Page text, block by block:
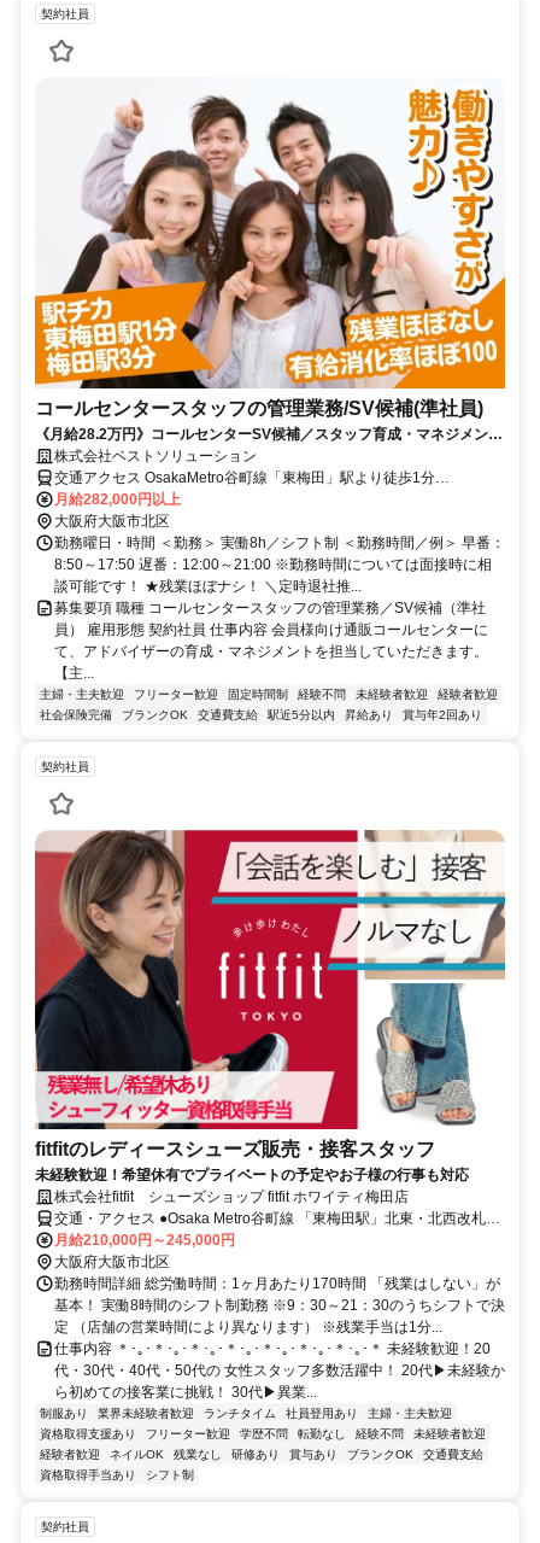
契約社員
コールセンタースタッフの管理業務/SV候補(準社員)
《月給28.2万円》コールセンターSV候補／スタッフ育成・マネジメント
業務／残業ほぼなし
株式会社ベストソリューション
交通アクセス OsakaMetro谷町線「東梅田」駅より徒歩1分
OsakaMetro御堂筋線「梅田」駅より徒歩3分 その他路線も徒歩10分
圏内 ★駅チカです！
月給282,000円以上
大阪府大阪市北区
勤務曜日・時間 ＜勤務＞ 実働8h／シフト制 ＜勤務時間／例＞ 早番：
8:50～17:50 遅番：12:00～21:00 ※勤務時間については面接時に相
談可能です！ ★残業ほぼナシ！ ＼定時退社推...
募集要項 職種 コールセンタースタッフの管理業務／SV候補（準社
員） 雇用形態 契約社員 仕事内容 会員様向け通販コールセンターに
て、アドバイザーの育成・マネジメントを担当していただきます。
【主...
主婦・主夫歓迎 フリーター歓迎 固定時間制 経験不問 未経験者歓迎
経験者歓迎
社会保険完備
ブランクOK 交通費支給 駅近5分以内 昇給あり 賞与年2回あり
契約社員
fitfitのレディースシューズ販売・接客スタッフ
未経験歓迎！希望休有でプライベートの予定やお子様の行事も対応
株式会社fitfit シューズショップ fitfit ホワイティ梅田店
交通・アクセス ●Osaka Metro谷町線 「東梅田駅」北東・北西改札口
より１番出口方面/直結 ●Osaka Metro御堂筋線 「梅田駅」南改札口よ
り13番出口方面/直結 ●阪神電鉄 「大阪梅田駅」 東改札口/直結 ●阪急
電鉄 「大阪梅田駅」２階中央改札口、３階改札口より徒歩3分 ●JR
「大阪駅」 御堂筋出口より徒歩3分
月給210,000円～245,000円
大阪府大阪市北区
勤務時間詳細 総労働時間：1ヶ月あたり170時間 「残業はしない」が
基本！ 実働8時間のシフト制勤務 ※9：30～21：30のうちシフトで決
定 （店舗の営業時間により異なります） ※残業手当は1分...
仕事内容 ＊･｡･＊･｡･＊･｡･＊･｡･＊･｡･＊･｡･＊･｡･＊ 未経験歓迎！20
代・30代・40代・50代の 女性スタッフ多数活躍中！ 20代▶︎未経験か
ら初めての接客業に挑戦！ 30代▶︎異業...
制服あり 業界未経験者歓迎 ランチタイム 社員登用あり
主婦・主夫歓迎
資格取得支援あり
フリーター歓迎 学歴不問 転勤なし 経験不問
未経験者歓迎
経験者歓迎
ネイルOK 残業なし 研修あり 賞与あり ブランクOK
交通費支給
資格取得手当あり
シフト制
契約社員